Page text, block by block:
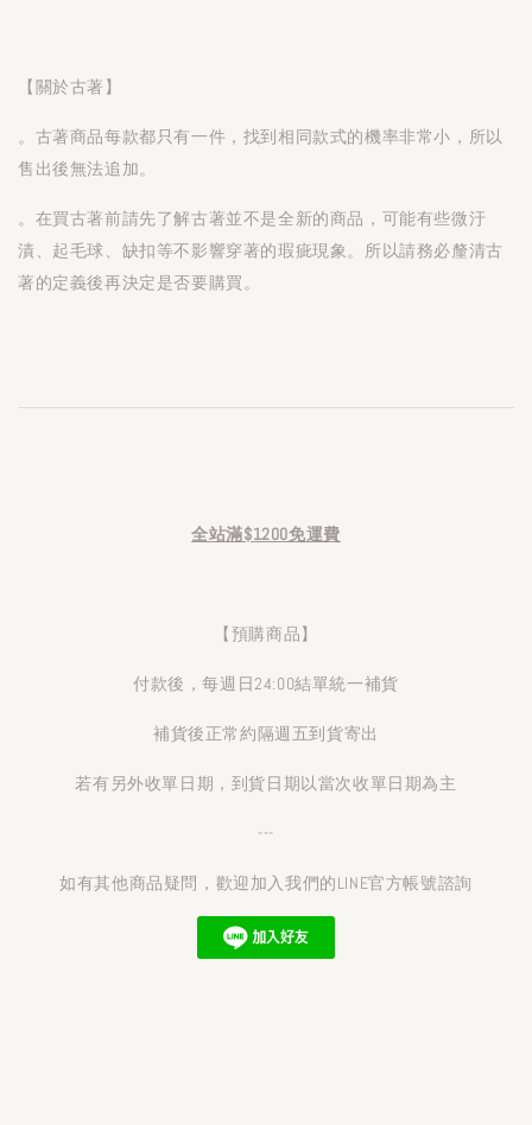
【關於古著】
。古著商品每款都只有一件，找到相同款式的機率非常小，所以
售出後無法追加。
。在買古著前請先了解古著並不是全新的商品，可能有些微汙
漬、起毛球、缺扣等不影響穿著的瑕疵現象。所以請務必釐清古
著的定義後再決定是否要購買。
全站滿$1200免運費
【預購商品】
付款後，每週日24:00結單統一補貨
補貨後正常約隔週五到貨寄出
若有另外收單日期，到貨日期以當次收單日期為主
---
如有其他商品疑問，歡迎加入我們的LINE官方帳號諮詢